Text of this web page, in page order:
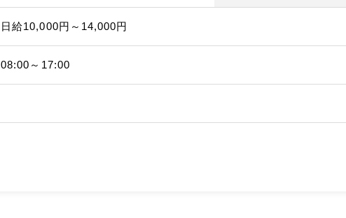
日給10,000円～14,000円
08:00～17:00